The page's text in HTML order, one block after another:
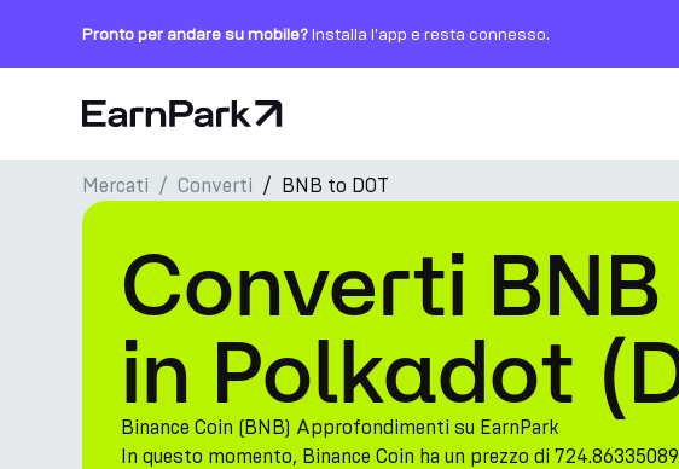
Pronto per andare su mobile?Installa l'app e resta connesso.
Pagina principale
Prodotti
Mercati
Calcolatori
PARK Token
Risorse
Mercati Converti BNB to DOT
Converti BNB
in Polkadot
Binance Coin (BNB) Approfondimenti su EarnPark
In questo momento, Binance Coin ha un prezzo di